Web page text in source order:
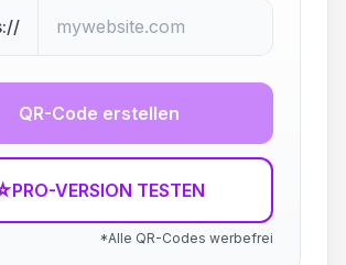
QR-Code erstellen
PRO-VERSION TESTEN
*Alle QR-Codes werbefrei